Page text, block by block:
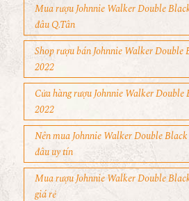
Mua rượu Johnnie Walker Double
đâu Q.Tân
Shop rượu bán Johnnie Walker
2022
Cửa hàng rượu Johnnie Walker
2022
Nên mua Johnnie Walker Double
đâu uy tín
Mua rượu Johnnie Walker Double
giá rẻ